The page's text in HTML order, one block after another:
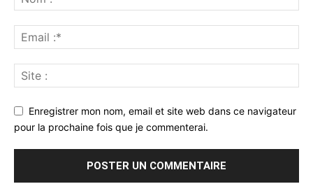
Enregistrer mon nom, email et site web dans ce navigateur
pour la prochaine fois que je commenterai.